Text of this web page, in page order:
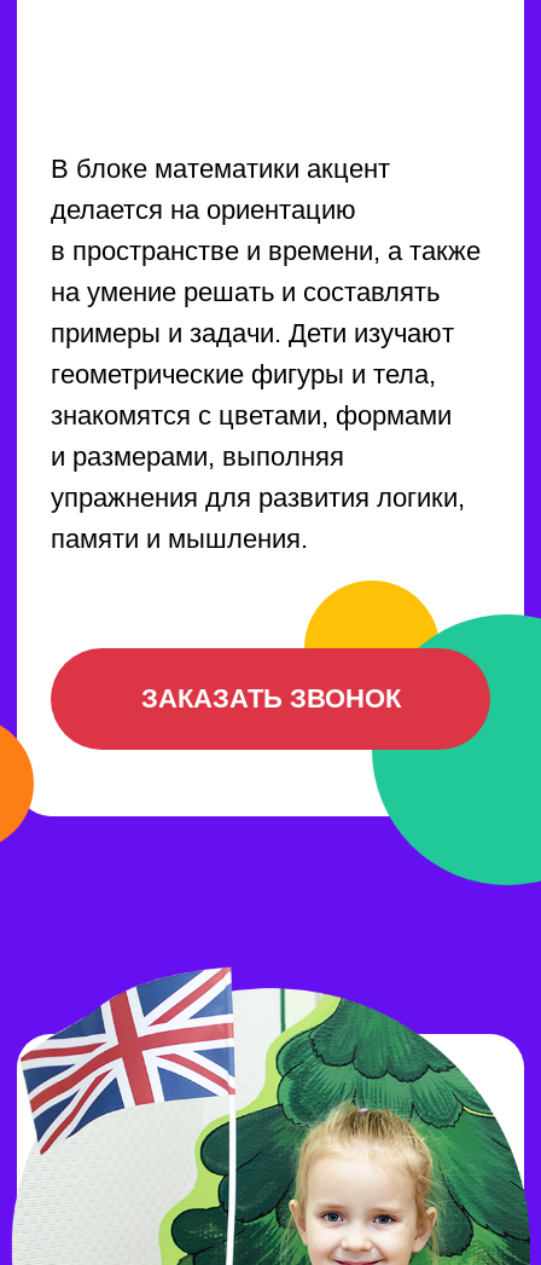
занятий разрабатывается с учетом
каждого ребёнка.
ЗАКАЗАТЬ ЗВОНОК
Школьные
Современные учебные программы
являются серьёзным испытанием
Вашему ребёнку уверенно и хорошо
Образовательный
проект «Частная